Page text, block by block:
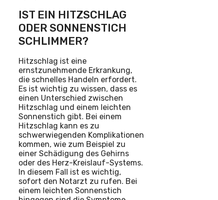
IST EIN HITZSCHLAG
ODER SONNENSTICH
SCHLIMMER?
Hitzschlag ist eine
ernstzunehmende Erkrankung,
die schnelles Handeln erfordert.
Es ist wichtig zu wissen, dass es
einen Unterschied zwischen
Hitzschlag und einem leichten
Sonnenstich gibt. Bei einem
Hitzschlag kann es zu
schwerwiegenden Komplikationen
kommen, wie zum Beispiel zu
einer Schädigung des Gehirns
oder des Herz-Kreislauf-Systems.
In diesem Fall ist es wichtig,
sofort den Notarzt zu rufen. Bei
einem leichten Sonnenstich